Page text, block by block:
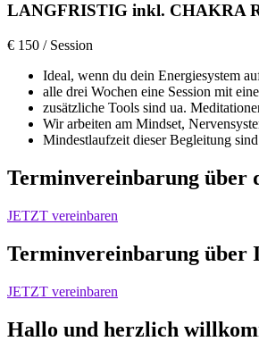
LANGFRISTIG inkl. CHAKRA
€ 150 / Session
Ideal, wenn du dein Energiesystem
alle drei Wochen eine Session mit
zusätzliche Tools sind ua.
Wir arbeiten am Mindset,
Mindestlaufzeit dieser Begleitung
Terminvereinbarung über
JETZT vereinbaren
Terminvereinbarung über
JETZT vereinbaren
Hallo und herzlich